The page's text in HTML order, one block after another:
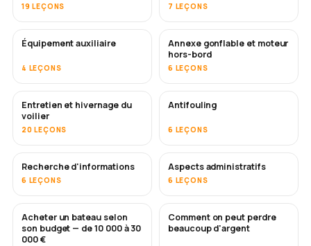
19 LEÇONS 7 LEÇONS
Équipement auxiliaire
4 LEÇONS
Annexe gonflable et moteur
hors-bord
6 LEÇONS
Entretien et hivernage du
voilier
20 LEÇONS
BIENTÔT
Antifouling
6 LEÇONS
Recherche d'informations
6 LEÇONS
Aspects administratifs
6 LEÇONS
BIENTÔT
Acheter un bateau selon
son budget — de 10 000 à 30
000 €
BIENTÔT
Comment on peut perdre
beaucoup d'argent